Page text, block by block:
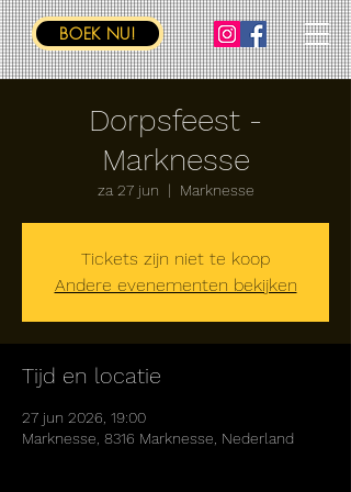
BOEK NU!
Dorpsfeest -
Marknesse
za 27 jun
  |
Marknesse
Tickets zijn niet te koop
Andere evenementen bekijken
Tijd en locatie
27 jun 2026, 19:00
Marknesse, 8316 Marknesse, Nederland